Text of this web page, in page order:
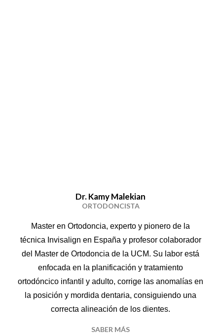
Dr. Kamy Malekian
ORTODONCISTA
Master en Ortodoncia, experto y pionero de la
técnica Invisalign en España y profesor colaborador
del Master de Ortodoncia de la UCM. Su labor está
enfocada en la planificación y tratamiento
ortodóncico infantil y adulto, corrige las anomalías en
la posición y mordida dentaria, consiguiendo una
correcta alineación de los dientes.
SABER MÁS